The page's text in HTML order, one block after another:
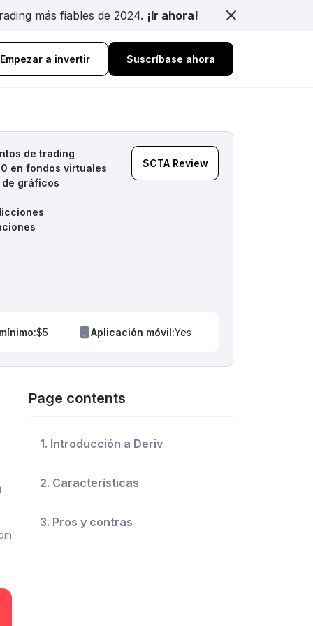
más fiables de 2024. ¡Ir ahora!
Empezar a invertir Suscríbase ahora
de trading
en fondos virtuales
de gráficos
SCTA Review
$5 Aplicación móvil:Yes
Page contents
1. Introducción a Deriv
2. Características
3. Pros y contras